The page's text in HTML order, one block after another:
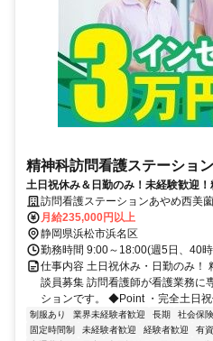
精神科訪問看護ステーショ
土日祝休み＆日勤のみ！未経験歓迎
談員【医療行為なし】
訪問看護ステーションあやめ西美薗
月給235,000円以上
静岡県浜松市浜名区
勤務時間 9:00～18:00(週5日、40
仕事内容 土日祝休み・日勤のみ！
談員募集 訪問看護師が看護業務に
ションです。 ◆Point ・完全土日
制服あり 業界未経験者歓迎 長期 社会保
固定時間制
未経験者歓迎 経験者歓迎 有